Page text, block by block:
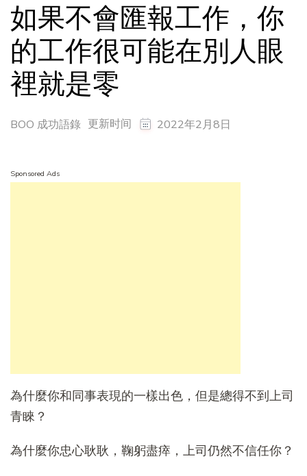
如果不會匯報工作，你
的工作很可能在別人眼
裡就是零
BOO 成功語錄 更新时间 2022年2月8日
Sponsored Ads
為什麼你和同事表現的一樣出色，但是總得不到上司
青睞？
為什麼你忠心耿耿，鞠躬盡瘁，上司仍然不信任你？